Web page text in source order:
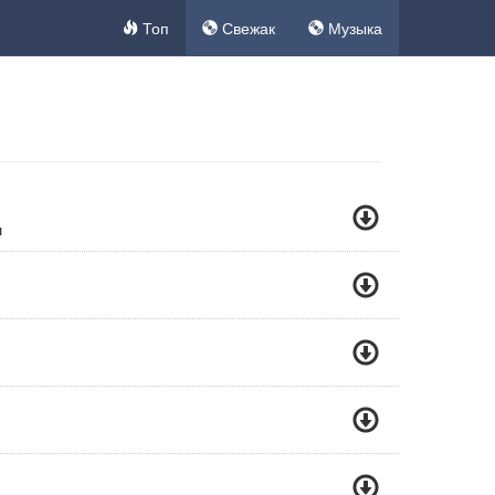
Топ Свежак Музыка